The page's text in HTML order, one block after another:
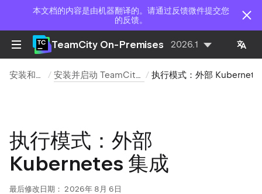
本文档的内容是由机器翻译的。请通过反馈微件提交您
的反馈。
TeamCity On-Premises 2026.1
安装和升级 安装并启动 TeamCity 代理
执行模式：外部
Kubernetes 集成
最后修改日期： 2026年 8月 6日